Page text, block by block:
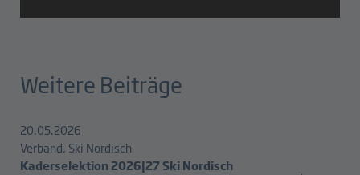
Weitere Beiträge
20.05.2026
Verband, Ski Nordisch
Kaderselektion 2026|27 Ski Nordisch